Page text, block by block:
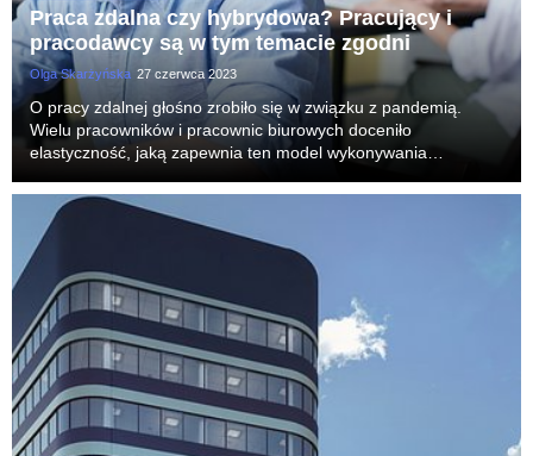
Praca zdalna czy hybrydowa? Pracujący i
pracodawcy są w tym temacie zgodni
Olga Skarżyńska 27 czerwca 2023
O pracy zdalnej głośno zrobiło się w związku z pandemią.
Wielu pracowników i pracownic biurowych doceniło
elastyczność, jaką zapewnia ten model wykonywania
najbardziej lubiana forma pracy. Jej wady dostrzegają nie ...